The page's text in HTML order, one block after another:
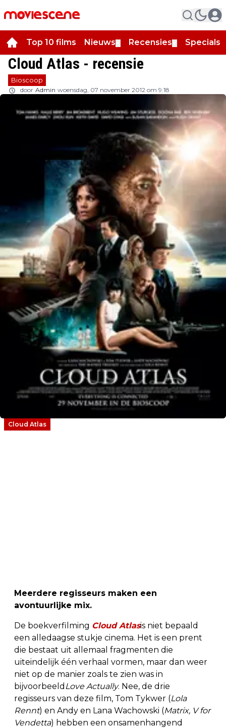
Top 10 films Nieuws Recensies Specials
Cloud Atlas - recensie
Bioscoop
door Admin woensdag, 07 november 2012 om 9:18
Cloud Atlas
Meerdere regisseurs maken een
avontuurlijke mix.
De boekverfilming Cloud Atlasis niet bepaald
een alledaagse stukje cinema. Het is een prent
die bestaat uit allemaal fragmenten die
uiteindelijk één verhaal vormen, maar dan weer
niet op de manier zoals te zien was in
bijvoorbeeld Love Actually. Nee, de drie
regisseurs van deze film, Tom Tykwer (Lola
Rennt) en Andy en Lana Wachowski (Matrix, V for
Vendetta) hebben een onsamenhangend